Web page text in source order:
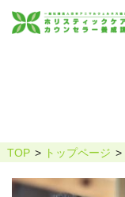
TOP トップページ